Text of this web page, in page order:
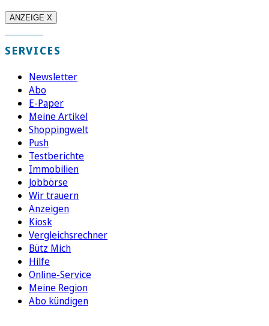
ANZEIGE X
SERVICES
Newsletter
Abo
E-Paper
Meine Artikel
Shoppingwelt
Push
Testberichte
Immobilien
Jobbörse
Wir trauern
Anzeigen
Kiosk
Vergleichsrechner
Bütz Mich
Hilfe
Online-Service
Meine Region
Abo kündigen